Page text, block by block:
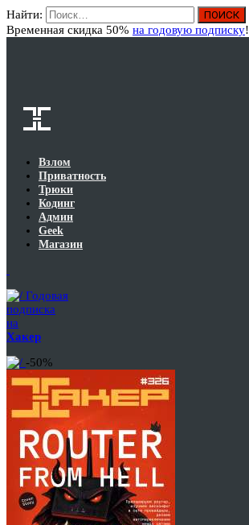
Найти:
Временная скидка 50% на годовую подписку!
Взлом
Приватность
Трюки
Кодинг
Админ
Geek
Магазин
Годовая
подписка
на
Хакер
-50%